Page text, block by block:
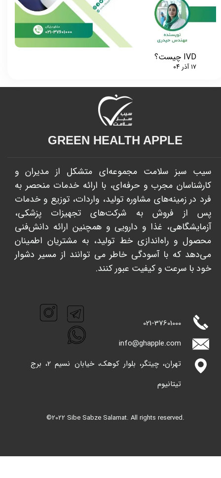
IVD چیست؟
۱۷ آذر ۰۴
©2022 Sibe Sabze Salamat. All rights reserved.
GREEN HEALTH APPLE​​​​​​​
سیب سبز سلامت مجموعه‌ای متشکل از مدیران و
کارشناسان مجرب و حرفه‌ای، با ارائه خدمات منحصر به
فرد در زمینه‌های مشاوره تولید، واردات، توزیع و خدمات
پس از فروش به شرکت‌های تجهیزات پزشکی،
آزمایشگاهی، غذا و دارویی و همچنین ارائه دانش‌فنی
محصول و راه‌اندازی خط تولید، به مشتریان اطمینان
می‌دهد که با آسودگی خاطر می توانند از مسیر دشوار
خود با سرعت و کیفیت عبور کنند. ​​​​​​​
021-37601000
info@ghappl​​​​​​​e.com
تهران، چیتگر، بلوار کوهک، خیابان نسیم 2، برج
تیتانیوم